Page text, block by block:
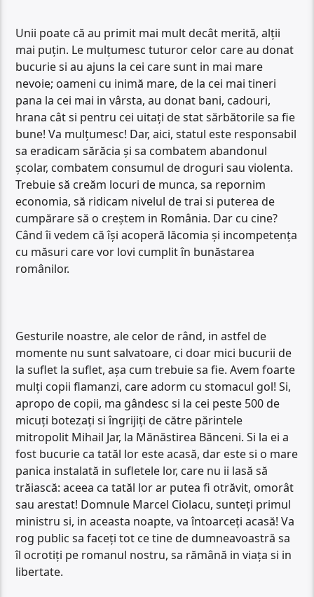
Unii poate că au primit mai mult decât merită, alții
mai puțin. Le mulțumesc tuturor celor care au donat
bucurie si au ajuns la cei care sunt in mai mare
nevoie; oameni cu inimă mare, de la cei mai tineri
pana la cei mai in vârsta, au donat bani, cadouri,
hrana cât si pentru cei uitați de stat sărbătorile sa fie
bune! Va mulțumesc! Dar, aici, statul este responsabil
sa eradicam sărăcia și sa combatem abandonul
școlar, combatem consumul de droguri sau violenta.
Trebuie să creăm locuri de munca, sa repornim
economia, să ridicam nivelul de trai si puterea de
cumpărare să o creștem in România. Dar cu cine?
Când îi vedem că își acoperă lăcomia și incompetența
cu măsuri care vor lovi cumplit în bunăstarea
românilor.
Gesturile noastre, ale celor de rând, in astfel de
momente nu sunt salvatoare, ci doar mici bucurii de
la suflet la suflet, așa cum trebuie sa fie. Avem foarte
mulți copii flamanzi, care adorm cu stomacul gol! Si,
apropo de copii, ma gândesc si la cei peste 500 de
micuți botezați si îngrijiți de către părintele
mitropolit Mihail Jar, la Mănăstirea Bănceni. Si la ei a
fost bucurie ca tatăl lor este acasă, dar este si o mare
panica instalată in sufletele lor, care nu ii lasă să
trăiască: aceea ca tatăl lor ar putea fi otrăvit, omorât
sau arestat! Domnule Marcel Ciolacu, sunteți primul
ministru si, in aceasta noapte, va întoarceți acasă! Va
rog public sa faceți tot ce tine de dumneavoastră sa
îl ocrotiți pe romanul nostru, sa rămână in viața si in
libertate.